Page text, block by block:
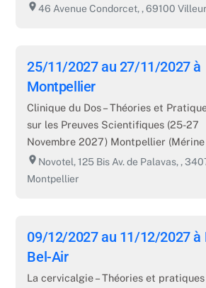
room46 Avenue Condorcet, , 69100
25/11/2027 au 27/11/2027 à
Montpellier
Clinique du Dos – Théories et
sur les Preuves Scientifiques (25-27
Novembre 2027) Montpellier
room Novotel, 125 Bis Av. de Palavas, ,
Montpellier
09/12/2027 au 11/12/2027 à
Bel-Air
La cervicalgie – Théories et